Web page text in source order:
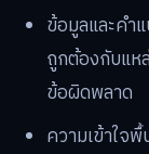
ข้อมูลและคำ
ถูกต้องกับแห
ข้อผิดพลาด
ความเข้าใจ